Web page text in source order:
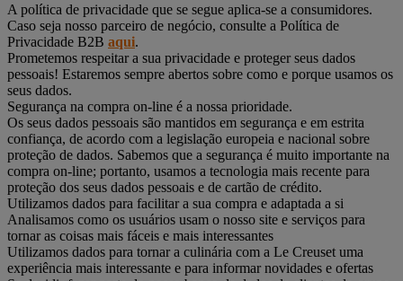
A política de privacidade que se segue aplica-se a consumidores.
Caso seja nosso parceiro de negócio, consulte a Política de
Privacidade B2B aqui.
Prometemos respeitar a sua privacidade e proteger seus dados
pessoais! Estaremos sempre abertos sobre como e porque usamos os
seus dados.
Segurança na compra on-line é a nossa prioridade.
Os seus dados pessoais são mantidos em segurança e em estrita
confiança, de acordo com a legislação europeia e nacional sobre
proteção de dados. Sabemos que a segurança é muito importante na
compra on-line; portanto, usamos a tecnologia mais recente para
proteção dos seus dados pessoais e de cartão de crédito.
Utilizamos dados para facilitar a sua compra e adaptada a si
Analisamos como os usuários usam o nosso site e serviços para
tornar as coisas mais fáceis e mais interessantes
Utilizamos dados para tornar a culinária com a Le Creuset uma
experiência mais interessante e para informar novidades e ofertas